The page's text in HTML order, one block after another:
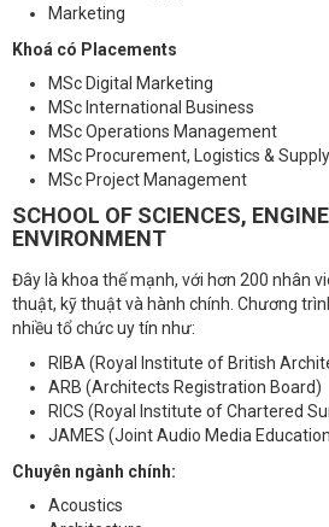
Marketing
Khoá có Placements
MSc Digital Marketing
MSc International Business
MSc Operations Management
MSc Procurement, Logistics &
MSc Project Management
SCHOOL OF SCIENCES,
ENVIRONMENT
Đây là khoa thế mạnh, với hơn 200 nhân
thuật, kỹ thuật và hành chính. Chương
nhiều tổ chức uy tín như:
RIBA (Royal Institute of British
ARB (Architects Registration Board)
RICS (Royal Institute of Chartered
JAMES (Joint Audio Media
Chuyên ngành chính:
Acoustics